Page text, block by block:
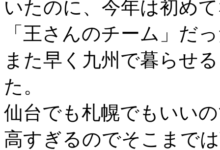
いたのに、今年は初め
「王さんのチーム」だ
また早く九州で暮らせ
た。
仙台でも札幌でもいい
高すぎるのでそこまで